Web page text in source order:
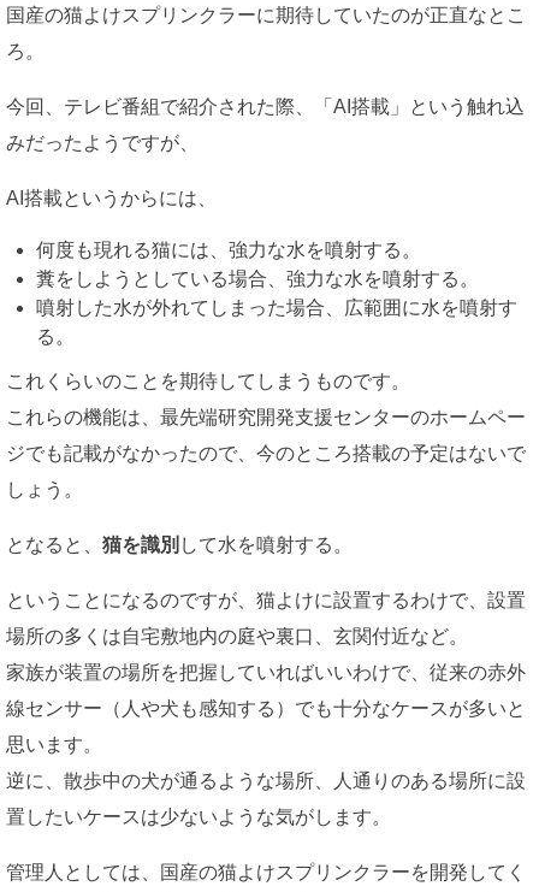
国産の猫よけスプリンクラーに期待していたのが正直なとこ
ろ。
今回、テレビ番組で紹介された際、「AI搭載」という触れ込
みだったようですが、
AI搭載というからには、
何度も現れる猫には、強力な水を噴射する。
糞をしようとしている場合、強力な水を噴射する。
噴射した水が外れてしまった場合、広範囲に水を噴射す
る。
これくらいのことを期待してしまうものです。
これらの機能は、最先端研究開発支援センターのホームペー
ジでも記載がなかったので、今のところ搭載の予定はないで
しょう。
となると、 猫を識別 して水を噴射する。
ということになるのですが、猫よけに設置するわけで、設置
場所の多くは自宅敷地内の庭や裏口、玄関付近など。
家族が装置の場所を把握していればいいわけで、従来の赤外
線センサー（人や犬も感知する）でも十分なケースが多いと
思います。
逆に、散歩中の犬が通るような場所、人通りのある場所に設
置したいケースは少ないような気がします。
管理人としては、国産の猫よけスプリンクラーを開発してく